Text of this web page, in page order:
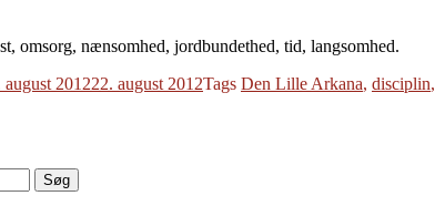
omsorg, nænsomhed, jordbundethed, tid, langsomhed.
august 201222. august 2012Tags Den Lille Arkana, disciplin,
Søg